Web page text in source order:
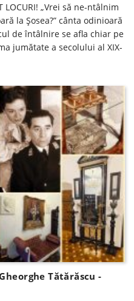
LOCURI! „Vrei să ne-ntâlnim
la Șosea?” cânta odinioară
de întâlnire se afla chiar pe
jumătate a secolului al XIX-
Tătărăscu -